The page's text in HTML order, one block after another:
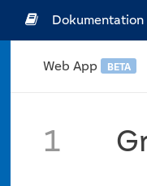
Dokumentation
Web App BETA
1